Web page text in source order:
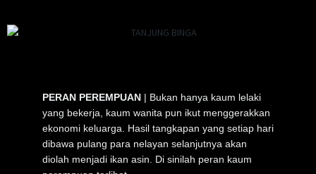
PERAN PEREMPUAN | Bukan hanya kaum lelaki
yang bekerja, kaum wanita pun ikut menggerakkan
ekonomi keluarga. Hasil tangkapan yang setiap hari
dibawa pulang para nelayan selanjutnya akan
diolah menjadi ikan asin. Di sinilah peran kaum